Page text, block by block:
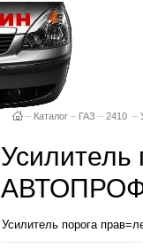
– Каталог – ГАЗ – 2410 –
Усилитель
Усилитель порога